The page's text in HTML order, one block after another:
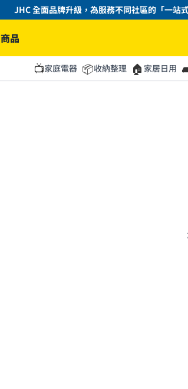
JHC 全面品牌升級，為服務不同社區的「一站式
商品
📺家庭電器 📦收納整理 🏠 家居日用